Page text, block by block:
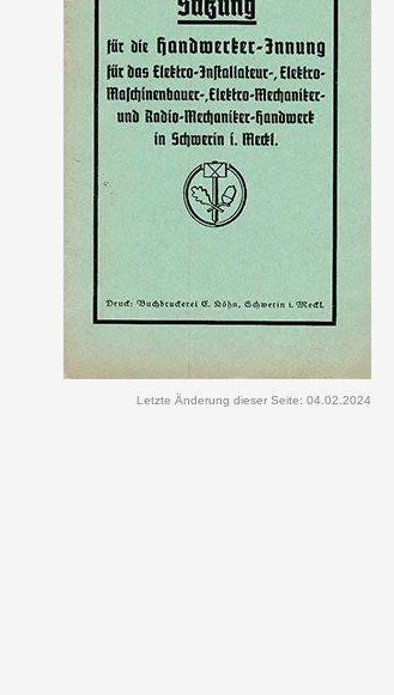
Letzte Änderung dieser Seite: 04.02.2024